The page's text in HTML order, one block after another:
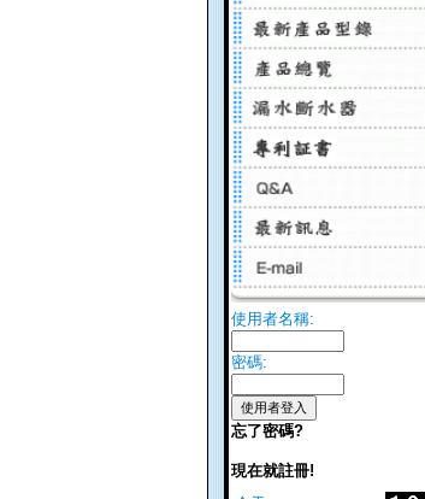
使用者名稱:
密碼:
忘了密碼?
現在就註冊!